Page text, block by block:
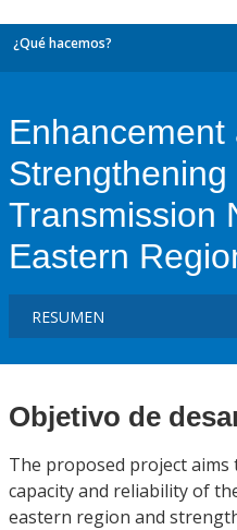
¿Qué hacemos?
Enhancement
Transmission
Eastern
Objetivo de
The proposed project
capacity and reliability of
eastern region and